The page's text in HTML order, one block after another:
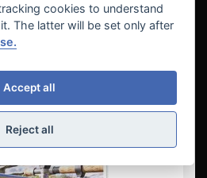
Buzzbar Fixed 12" 308mm
cookies to understand
The latter will be set only after
Accept all
Reject all